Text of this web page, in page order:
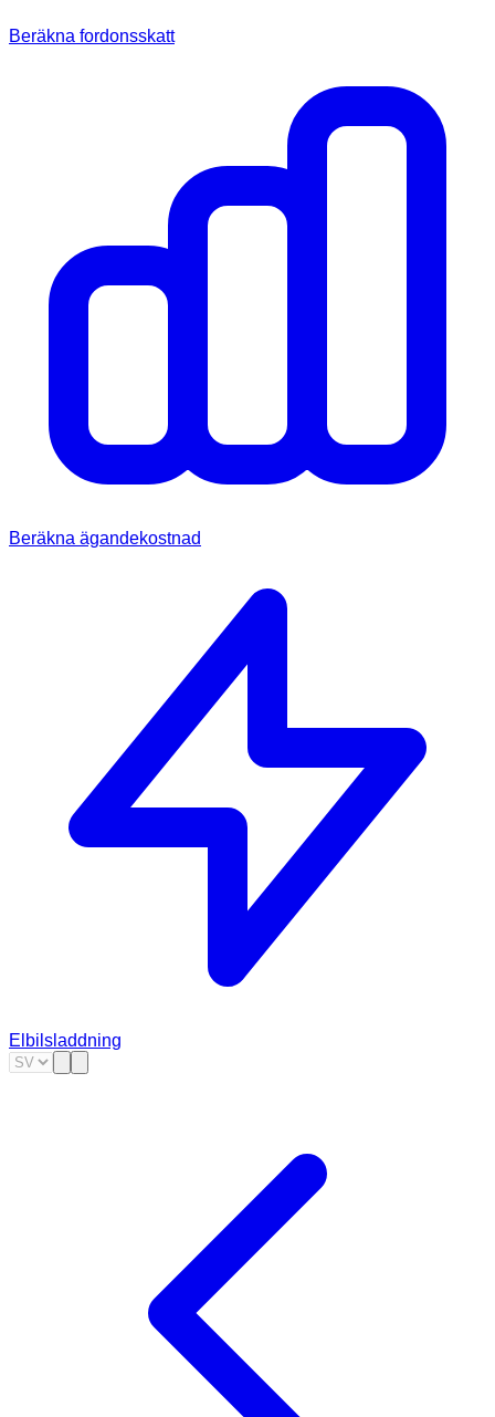
Beräkna fordonsskatt
Beräkna ägandekostnad
Elbilsladdning